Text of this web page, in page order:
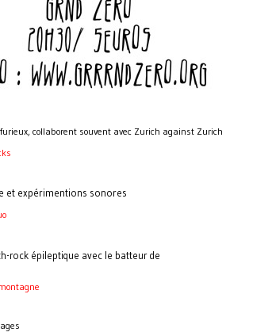
collaborent souvent avec Zurich against Zurich
et expérimentions sonores
rock épileptique avec le batteur de